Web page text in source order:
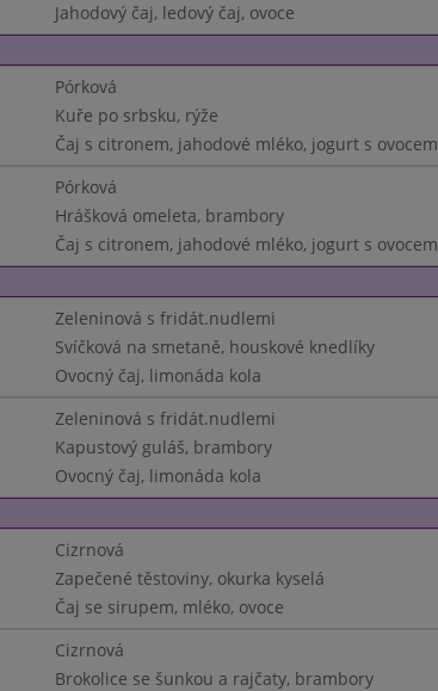
Jahodový čaj, ledový čaj, ovoce
Pórková
Kuře po srbsku, rýže
Čaj s citronem, jahodové mléko, jogurt s ovocem
Pórková
Hrášková omeleta, brambory
Čaj s citronem, jahodové mléko, jogurt s ovocem
Zeleninová s fridát.nudlemi
Svíčková na smetaně, houskové knedlíky
Ovocný čaj, limonáda kola
Zeleninová s fridát.nudlemi
Kapustový guláš, brambory
Ovocný čaj, limonáda kola
Cizrnová
Zapečené těstoviny, okurka kyselá
Čaj se sirupem, mléko, ovoce
Cizrnová
Brokolice se šunkou a rajčaty, brambory